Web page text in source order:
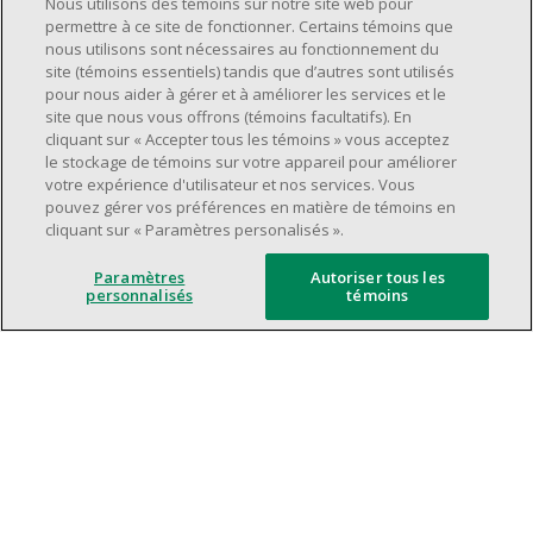
supervision.
Avoir une grande disponibilité (quarts de
travail le jour, le soir, la fin de semaine).
Être capable d'organiser efficacement son
temps et de gérer ses priorités.
Excellentes compétences en matière de
communication et de relations
interpersonnelles.
Avoir du leadership et un bon esprit
d'équipe.
Capacité à effectuer plusieurs tâches à la
permettre à ce site de fonctionner. Certains témoins que
nous utilisons sont nécessaires au fonctionnement du
site (témoins essentiels) tandis que d’autres sont utilisés
pour nous aider à gérer et à améliorer les services et le
site que nous vous offrons (témoins facultatifs). En
cliquant sur « Accepter tous les témoins » vous acceptez
le stockage de témoins sur votre appareil pour améliorer
votre expérience d'utilisateur et nos services. Vous
pouvez gérer vos préférences en matière de témoins en
cliquant sur « Paramètres personalisés ».
Paramètres
personnalisés
Autoriser tous les
témoins